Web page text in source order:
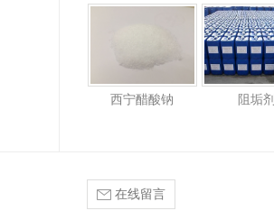
西宁醋酸钠 阻垢剂
在线留言